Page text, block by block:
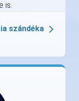
is.
szándéka